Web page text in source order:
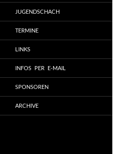
JUGENDSCHACH
TERMINE
LINKS
INFOS PER E-MAIL
SPONSOREN
ARCHIVE